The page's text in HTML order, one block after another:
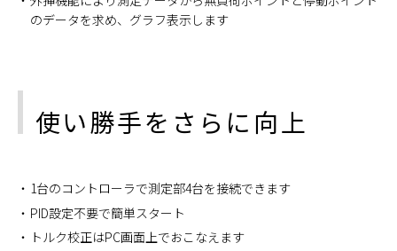
のデータを求め、グラフ表示します
使い勝手をさらに向上
1台のコントローラで測定部4台を接続できます
PID設定不要で簡単スタート
トルク校正はPC画面上でおこなえます